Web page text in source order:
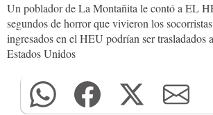
Un poblador de La Montañita le contó a EL
segundos de horror que vivieron los
ingresados en el HEU podrían ser trasladados
Estados Unidos